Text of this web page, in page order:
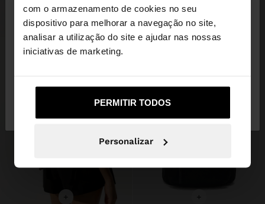
com o armazenamento de cookies no seu
dispositivo para melhorar a navegação no site,
analisar a utilização do site e ajudar nas nossas
iniciativas de marketing.
PERMITIR TODOS
Personalizar
Está a aceder ao site a partir de Portugal. Deseja
navegar no nosso site United States?
+